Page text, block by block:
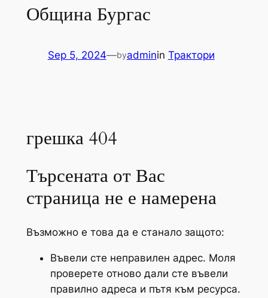
Община Бургас
Sep 5, 2024—byadminin Трактори
грешка 404
Търсената от Вас
страница не е намерена
Възможно е това да е станало защото:
Въвели сте неправилен адрес. Моля
проверете отново дали сте въвели
правилно адреса и пътя към ресурса.